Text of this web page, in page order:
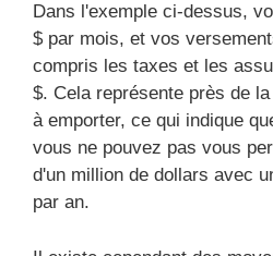
Dans l'exemple ci-dessus,
$ par mois, et vos
compris les taxes et les
$. Cela représente près de
à emporter, ce qui indique
vous ne pouvez pas vous
d'un million de dollars avec
par an.